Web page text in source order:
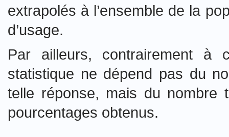
extrapolés à l’ensemble de la
d’usage.
Par ailleurs, contrairement
statistique ne dépend pas du
telle réponse, mais du nombre
pourcentages obtenus.